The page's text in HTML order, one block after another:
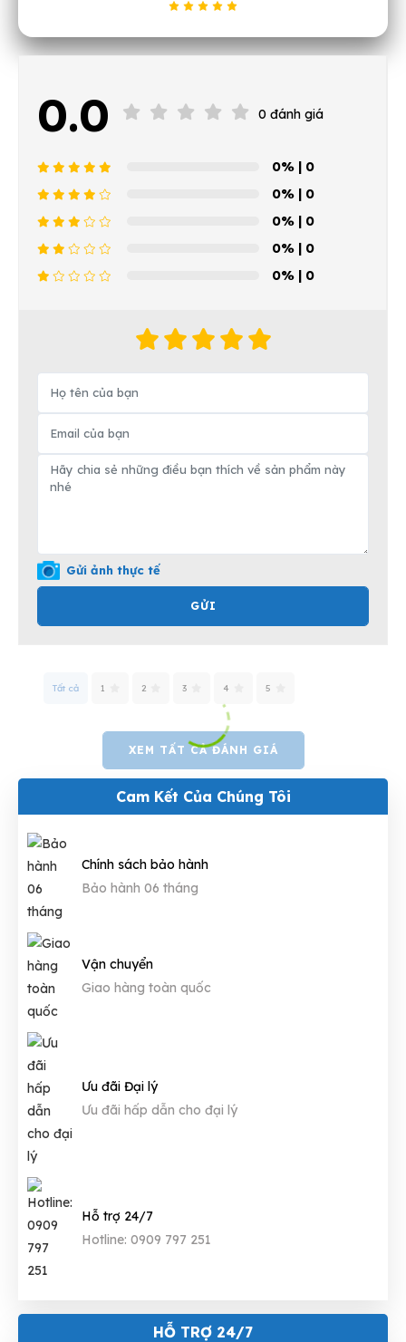
0.0 0 đánh giá
0% | 0
0% | 0
0% | 0
0% | 0
0% | 0
Gửi ảnh thực tế
GỬI
Tất cả 1 2 3 4 5
XEM TẤT CẢ ĐÁNH GIÁ
Cam Kết Của Chúng Tôi
Chính sách bảo hành
Bảo hành 06 tháng
Vận chuyển
Giao hàng toàn quốc
Ưu đãi Đại lý
Ưu đãi hấp dẫn cho đại lý
Hỗ trợ 24/7
Hotline: 0909 797 251
HỖ TRỢ 24/7